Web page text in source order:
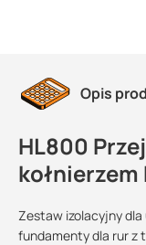
Opis
HL800
Zestaw izolacyjny dla
fundamenty dla rur z